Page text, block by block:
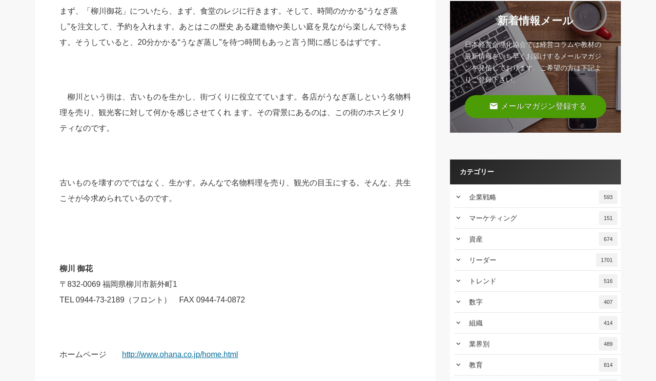
まず、「柳川御花」についたら、まず、食堂のレジに行きます。そして、時間のかかる“うなぎ蒸
し”を注文して、予約を入れます。あとはこの歴史 ある建造物や美しい庭を見ながら楽しんで待ちま
す。そうしていると、20分かかる“うなぎ蒸し”を待つ時間もあっと言う間に感じるはずです。
柳川という街は、古いものを生かし、街づくりに役立てています。各店がうなぎ蒸しという名物料
理を売り、観光客に対して何かを感じさせてくれ ます。その背景にあるのは、この街のホスピタリ
ティなのです。
古いものを壊すのでではなく、生かす。みんなで名物料理を売り、観光の目玉にする。そんな、共生
こそが今求められているのです。
柳川 御花
〒832-0069 福岡県柳川市新外町1
TEL 0944-73-2189（フロント） FAX 0944-74-0872
ホームページ http://www.ohana.co.jp/home.html
新着情報メール
日本経営合理化協会では経営コラムや教材の
最新情報をいち早くお届けするメールマガジ
ンを発信しております。ご希望の方は下記よ
りご登録下さい。
email メールマガジン登録する
カテゴリー
keyboard_arrow_down 企業戦略 593
keyboard_arrow_down マーケティング 151
keyboard_arrow_down 資産 674
keyboard_arrow_down リーダー 1701
keyboard_arrow_down トレンド 516
keyboard_arrow_down 数字 407
keyboard_arrow_down 組織 414
keyboard_arrow_down 業界別 489
keyboard_arrow_down 教育 814